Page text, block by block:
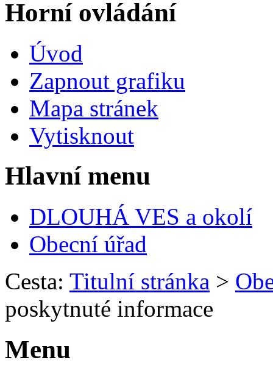
Horní ovládání
Úvod
Zapnout grafiku
Mapa stránek
Vytisknout
Hlavní menu
DLOUHÁ VES a okolí
Obecní úřad
Cesta: Titulní stránka >
poskytnuté informace
Menu